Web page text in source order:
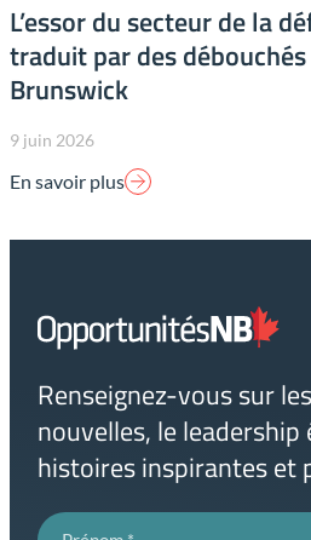
L’essor du secteur de la
traduit par des
Brunswick
9 juin 2026
En savoir plus
Lien
page
Renseignez-vous sur
nouvelles, le leadership
histoires inspirantes et
Prénom